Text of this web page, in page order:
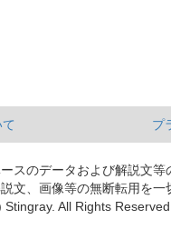
プ
スのデータおよび解説文
文、画像等の無断転用を一
All Rights Reserved.